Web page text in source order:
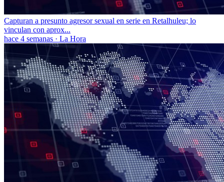
Capturan a presunto agresor sexual en serie en Retalhuleu; lo
vinculan con aprox...
hace 4 semanas · La Hora